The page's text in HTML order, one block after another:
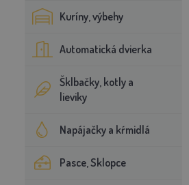
Kuríny, výbehy
Automatická dvierka
Šklbačky, kotly a
lieviky
Napájačky a kŕmidlá
Pasce, Sklopce